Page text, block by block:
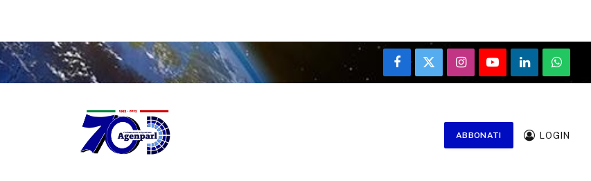
Facebook
X
(Twitter)
InstagramYouTubeLinkedIn
ABBONATI LOGIN